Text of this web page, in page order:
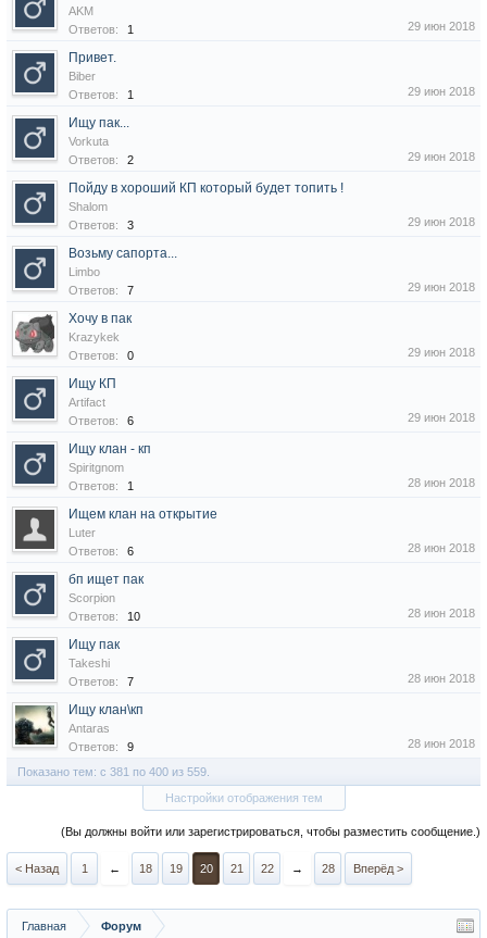
AKM
Ответов:
1 29 июн 2018
Привет.
Biber
Ответов:
1 29 июн 2018
Ищу пак...
Vorkuta
Ответов:
2 29 июн 2018
Пойду в хороший КП который будет топить !
Shalom
Ответов:
3 29 июн 2018
Возьмy сапорта...
Limbo
Ответов:
7 29 июн 2018
Хочу в пак
Krazykek
Ответов:
0 29 июн 2018
Ищу КП
Artifact
Ответов:
6 29 июн 2018
Ищу клан - кп
Spiritgnom
Ответов:
1 28 июн 2018
Ищем клан на открытие
Luter
Ответов:
6 28 июн 2018
бп ищет пак
Scorpion
Ответов:
10 28 июн 2018
Ищу пак
Takeshi
Ответов:
7 28 июн 2018
Ищу клан\кп
Antaras
Ответов:
9 28 июн 2018
Показано тем: с 381 по 400 из 559.
Настройки отображения тем
(Вы должны войти или зарегистрироваться, чтобы разместить сообщение.)
< Назад 1 ← 18 19 20 21 22 → 28 Вперёд >
Главная Форум